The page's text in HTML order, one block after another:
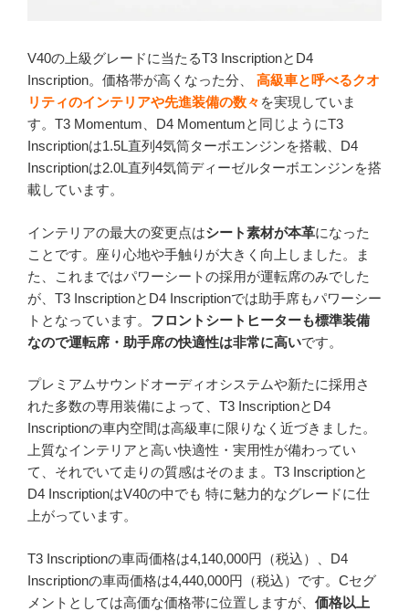
V40の上級グレードに当たるT3 InscriptionとD4
Inscription。価格帯が高くなった分、 高級車と呼べるクオ
リティのインテリアや先進装備の数々 を実現していま
す。T3 Momentum、D4 Momentumと同じようにT3
Inscriptionは1.5L直列4気筒ターボエンジンを搭載、D4
Inscriptionは2.0L直列4気筒ディーゼルターボエンジンを搭
載しています。
インテリアの最大の変更点はシート素材が本革になった
ことです。座り心地や手触りが大きく向上しました。ま
た、これまではパワーシートの採用が運転席のみでした
が、T3 InscriptionとD4 Inscriptionでは助手席もパワーシー
トとなっています。 フロントシートヒーターも標準装備
なので運転席・助手席の快適性は非常に高いです。
プレミアムサウンドオーディオシステムや新たに採用さ
れた多数の専用装備によって、T3 InscriptionとD4
Inscriptionの車内空間は高級車に限りなく近づきました。
上質なインテリアと高い快適性・実用性が備わってい
て、それでいて走りの質感はそのまま。T3 Inscriptionと
D4 InscriptionはV40の中でも 特に魅力的なグレードに仕
上がっています。
T3 Inscriptionの車両価格は4,140,000円（税込）、D4
Inscriptionの車両価格は4,440,000円（税込）です。Cセグ
メントとしては高価な価格帯に位置しますが、 価格以上